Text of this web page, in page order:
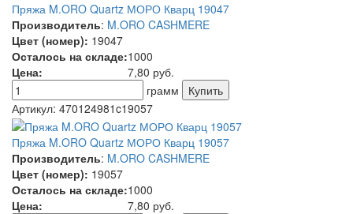
Пряжа M.ORO Quartz МОРО Кварц 19047
Производитель: M.ORO CASHMERE
Цвет (номер): 19047
Осталось на складе:1000
Цена:
7,80 руб.
грамм
Артикул: 470124981c19057
Пряжа M.ORO Quartz МОРО Кварц 19057
Производитель: M.ORO CASHMERE
Цвет (номер): 19057
Осталось на складе:1000
Цена:
7,80 руб.